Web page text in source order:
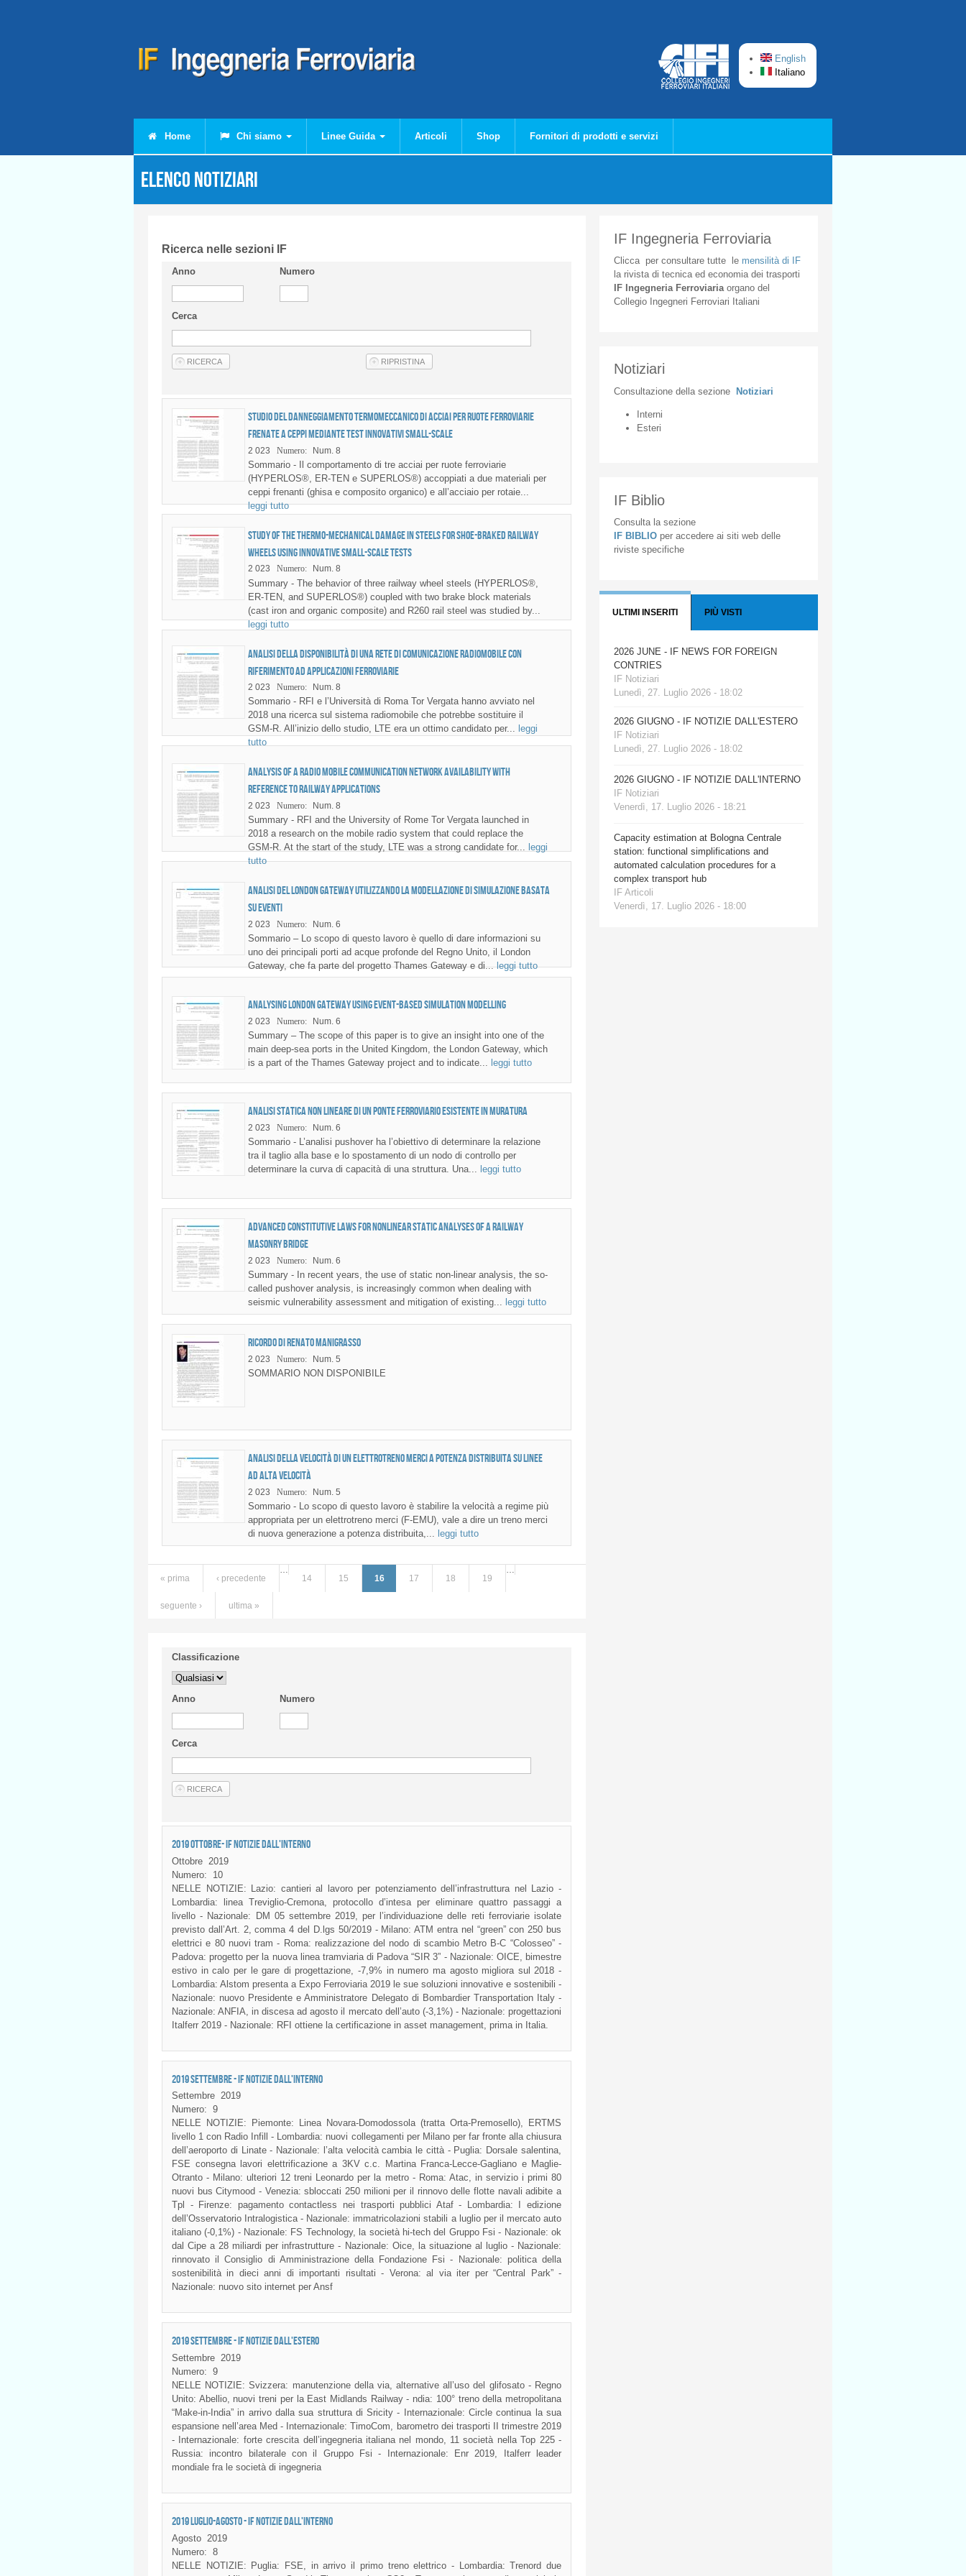
English
Italiano
Home Chi siamo Linee Guida Articoli Shop Fornitori di prodotti e servizi
Elenco Notiziari
Ricerca nelle sezioni IF
Anno Numero
Cerca
Studio del danneggiamento termomeccanico di acciai per ruote ferroviarie
frenate a ceppi mediante test innovativi small-scale
2 023 Numero: Num. 8
Sommario - Il comportamento di tre acciai per ruote ferroviarie
(HYPERLOS®, ER-TEN e SUPERLOS®) accoppiati a due materiali per
ceppi frenanti (ghisa e composito organico) e all’acciaio per rotaie...
leggi tutto
Study of the thermo-mechanical damage in steels for shoe-braked railway
wheels using innovative small-scale tests
2 023 Numero: Num. 8
Summary - The behavior of three railway wheel steels (HYPERLOS®,
ER-TEN, and SUPERLOS®) coupled with two brake block materials
(cast iron and organic composite) and R260 rail steel was studied by...
leggi tutto
Analisi della disponibilità di una rete di comunicazione radiomobile con
riferimento ad applicazioni ferroviarie
2 023 Numero: Num. 8
Sommario - RFI e l’Università di Roma Tor Vergata hanno avviato nel
2018 una ricerca sul sistema radiomobile che potrebbe sostituire il
GSM-R. All’inizio dello studio, LTE era un ottimo candidato per... leggi
tutto
Analysis of a radio mobile communication network availability with
reference to railway applications
2 023 Numero: Num. 8
Summary - RFI and the University of Rome Tor Vergata launched in
2018 a research on the mobile radio system that could replace the
GSM-R. At the start of the study, LTE was a strong candidate for... leggi
tutto
Analisi del London Gateway utilizzando la modellazione di simulazione basata
su eventi
2 023 Numero: Num. 6
Sommario – Lo scopo di questo lavoro è quello di dare informazioni su
uno dei principali porti ad acque profonde del Regno Unito, il London
Gateway, che fa parte del progetto Thames Gateway e di...leggi tutto
Analysing London Gateway using event-based simulation modelling
2 023 Numero: Num. 6
Summary – The scope of this paper is to give an insight into one of the
main deep-sea ports in the United Kingdom, the London Gateway, which
is a part of the Thames Gateway project and to indicate...
leggi tutto
Analisi statica non lineare di un ponte ferroviario esistente in muratura
2 023 Numero: Num. 6
Sommario - L’analisi pushover ha l’obiettivo di determinare la relazione
tra il taglio alla base e lo spostamento di un nodo di controllo per
determinare la curva di capacità di una struttura. Una...
leggi tutto
Advanced constitutive laws for nonlinear static analyses of a railway
masonry bridge
2 023 Numero: Num. 6
Summary - In recent years, the use of static non-linear analysis, the so-
called pushover analysis, is increasingly common when dealing with
seismic vulnerability assessment and mitigation of existing...
leggi tutto
Ricordo di Renato MANIGRASSO
2 023 Numero: Num. 5
SOMMARIO NON DISPONIBILE
Analisi della velocità di un elettrotreno merci a potenza distribuita su linee
ad alta velocità
2 023 Numero: Num. 5
Sommario - Lo scopo di questo lavoro è stabilire la velocità a regime più
appropriata per un elettrotreno merci (F-EMU), vale a dire un treno merci
di nuova generazione a potenza distribuita,...
leggi tutto
Pagine
« prima ‹ precedente
…
14
15 16 17 18 19
…
seguente › ultima »
Classificazione
Anno Numero
Cerca
2019 OTTOBRE- IF NOTIZIE DALL'INTERNO
Ottobre 2019
Numero:
10
NELLE NOTIZIE: Lazio: cantieri al lavoro per potenziamento dell’infrastruttura nel Lazio -
Lombardia: linea Treviglio-Cremona, protocollo d’intesa per eliminare quattro passaggi a
livello - Nazionale: DM 05 settembre 2019, per l’individuazione delle reti ferroviarie isolate
previsto dall’Art. 2, comma 4 del D.lgs 50/2019 - Milano: ATM entra nel “green” con 250 bus
elettrici e 80 nuovi tram - Roma: realizzazione del nodo di scambio Metro B-C “Colosseo” -
Padova: progetto per la nuova linea tramviaria di Padova “SIR 3” - Nazionale: OICE, bimestre
estivo in calo per le gare di progettazione, -7,9% in numero ma agosto migliora sul 2018 -
Lombardia: Alstom presenta a Expo Ferroviaria 2019 le sue soluzioni innovative e sostenibili -
Nazionale: nuovo Presidente e Amministratore Delegato di Bombardier Transportation Italy -
Nazionale: ANFIA, in discesa ad agosto il mercato dell’auto (-3,1%) - Nazionale: progettazioni
Italferr 2019 - Nazionale: RFI ottiene la certificazione in asset management, prima in Italia.
2019 SETTEMBRE - IF NOTIZIE DALL'INTERNO
Settembre 2019
Numero: 9
NELLE NOTIZIE: Piemonte: Linea Novara-Domodossola (tratta Orta-Premosello), ERTMS
livello 1 con Radio Infill - Lombardia: nuovi collegamenti per Milano per far fronte alla chiusura
dell’aeroporto di Linate - Nazionale: l’alta velocità cambia le città - Puglia: Dorsale salentina,
FSE consegna lavori elettrificazione a 3KV c.c. Martina Franca-Lecce-Gagliano e Maglie-
Otranto - Milano: ulteriori 12 treni Leonardo per la metro - Roma: Atac, in servizio i primi 80
nuovi bus Citymood - Venezia: sbloccati 250 milioni per il rinnovo delle flotte navali adibite a
Tpl - Firenze: pagamento contactless nei trasporti pubblici Ataf - Lombardia: I edizione
dell’Osservatorio Intralogistica - Nazionale: immatricolazioni stabili a luglio per il mercato auto
italiano (-0,1%) - Nazionale: FS Technology, la società hi-tech del Gruppo Fsi - Nazionale: ok
dal Cipe a 28 miliardi per infrastrutture - Nazionale: Oice, la situazione al luglio - Nazionale:
rinnovato il Consiglio di Amministrazione della Fondazione Fsi - Nazionale: politica della
sostenibilità in dieci anni di importanti risultati - Verona: al via iter per “Central Park” -
Nazionale: nuovo sito internet per Ansf
2019 SETTEMBRE - IF NOTIZIE DALL'ESTERO
Settembre 2019
Numero: 9
NELLE NOTIZIE: Svizzera: manutenzione della via, alternative all’uso del glifosato - Regno
Unito: Abellio, nuovi treni per la East Midlands Railway - ndia: 100° treno della metropolitana
“Make-in-India” in arrivo dalla sua struttura di Sricity - Internazionale: Circle continua la sua
espansione nell’area Med - Internazionale: TimoCom, barometro dei trasporti II trimestre 2019
- Internazionale: forte crescita dell’ingegneria italiana nel mondo, 11 società nella Top 225 -
Russia: incontro bilaterale con il Gruppo Fsi - Internazionale: Enr 2019, Italferr leader
mondiale fra le società di ingegneria
2019 LUGLIO-AGOSTO - IF NOTIZIE DALL'INTERNO
Agosto 2019
Numero: 8
NELLE NOTIZIE: Puglia: FSE, in arrivo il primo treno elettrico - Lombardia: Trenord due
IF Ingegneria Ferroviaria
Cliccaper consultare tuttele mensilità di IF
la rivista di tecnica ed economia dei trasporti
IF Ingegneria Ferroviaria organodel
Collegio
Ingegneri Ferroviari Italiani
Notiziari
Consultazione della sezione Notiziari
Interni
Esteri
IF Biblio
Consulta la sezione
IF BIBLIO per accedere ai siti web delle
riviste specifiche
ULTIMI INSERITI PIÙ VISTI
2026 JUNE - IF NEWS FOR FOREIGN
CONTRIES
IF Notiziari
Lunedì, 27. Luglio 2026 - 18:02
2026 GIUGNO - IF NOTIZIE DALL'ESTERO
IF Notiziari
Lunedì, 27. Luglio 2026 - 18:02
2026 GIUGNO - IF NOTIZIE DALL'INTERNO
IF Notiziari
Venerdì, 17. Luglio 2026 - 18:21
Capacity estimation at Bologna Centrale
station: functional simplifications and
automated calculation procedures for a
complex transport hub
IF Articoli
Venerdì, 17. Luglio 2026 - 18:00